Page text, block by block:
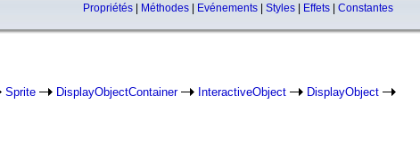
Propriétés Méthodes Evénements Styles Effets Constantes
Sprite DisplayObjectContainer InteractiveObject
DisplayObject